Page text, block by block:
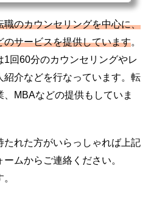
のカウンセリングを中心に、
サービスを提供しています。
回60分のカウンセリングやレ
紹介などを行なっています。転
MBAなどの提供もしていま
たれた方がいらっしゃれば上記
ムからご連絡ください。